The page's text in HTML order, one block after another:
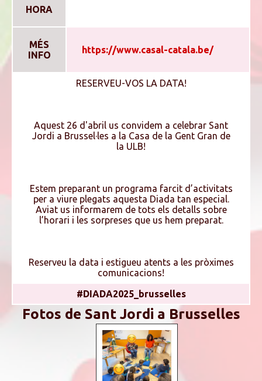
HORA
MÉS
INFO
https://www.casal-catala.be/
RESERVEU-VOS LA DATA!
Aquest 26 d'abril us convidem a celebrar Sant
Jordi a Brussel·les a la Casa de la Gent Gran de
la ULB!
Estem preparant un programa farcit d’activitats
per a viure plegats aquesta Diada tan especial.
Aviat us informarem de tots els detalls sobre
l’horari i les sorpreses que us hem preparat.
Reserveu la data i estigueu atents a les pròximes
comunicacions!
#DIADA2025_brusselles
Fotos de Sant Jordi a Brusselles